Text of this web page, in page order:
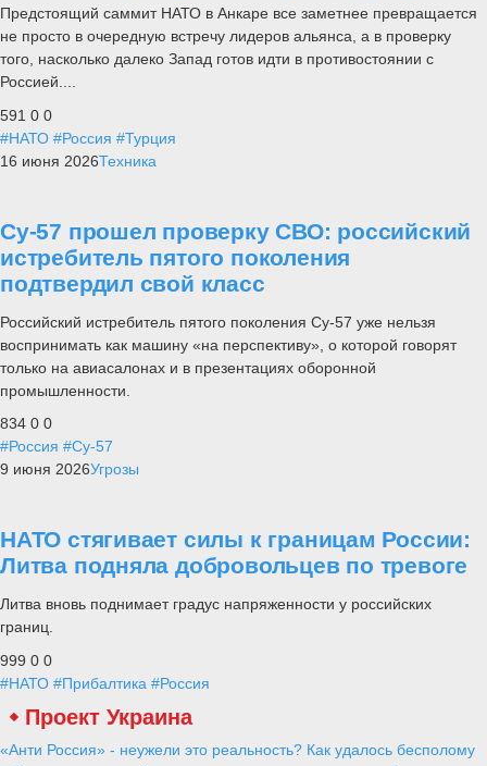
Предстоящий саммит НАТО в Анкаре все заметнее превращается
не просто в очередную встречу лидеров альянса, а в проверку
того, насколько далеко Запад готов идти в противостоянии с
Россией....
591 0 0
#НАТО #Россия #Турция
16 июня 2026Техника
Су-57 прошел проверку СВО: российский
истребитель пятого поколения
подтвердил свой класс
Российский истребитель пятого поколения Су-57 уже нельзя
воспринимать как машину «на перспективу», о которой говорят
только на авиасалонах и в презентациях оборонной
промышленности.
834 0 0
#Россия #Су-57
9 июня 2026Угрозы
НАТО стягивает силы к границам России:
Литва подняла добровольцев по тревоге
Литва вновь поднимает градус напряженности у российских
границ.
999 0 0
#НАТО #Прибалтика #Россия
Проект Украина
«Анти Россия» - неужели это реальность? Как удалось бесполому